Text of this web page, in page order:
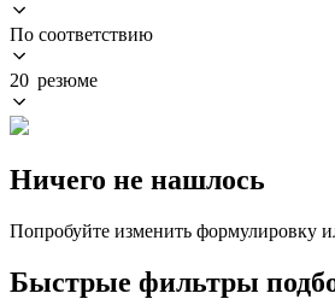
По соответствию
20 резюме
Ничего не нашлось
Попробуйте изменить формулировку
Быстрые фильтры